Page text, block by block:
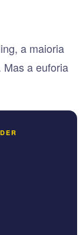
a maioria
Mas a euforia